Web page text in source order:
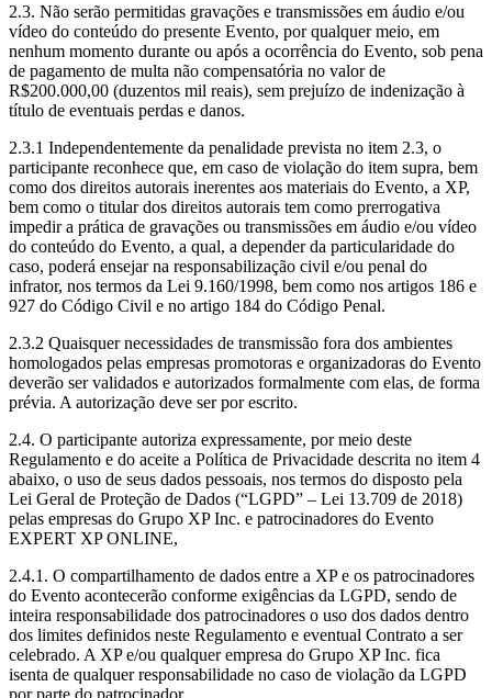
2.3. Não serão permitidas gravações e transmissões em áudio e/ou
vídeo do conteúdo do presente Evento, por qualquer meio, em
nenhum momento durante ou após a ocorrência do Evento, sob pena
de pagamento de multa não compensatória no valor de
R$200.000,00 (duzentos mil reais), sem prejuízo de indenização à
título de eventuais perdas e danos.
2.3.1 Independentemente da penalidade prevista no item 2.3, o
participante reconhece que, em caso de violação do item supra, bem
como dos direitos autorais inerentes aos materiais do Evento, a XP,
bem como o titular dos direitos autorais tem como prerrogativa
impedir a prática de gravações ou transmissões em áudio e/ou vídeo
do conteúdo do Evento, a qual, a depender da particularidade do
caso, poderá ensejar na responsabilização civil e/ou penal do
infrator, nos termos da Lei 9.160/1998, bem como nos artigos 186 e
927 do Código Civil e no artigo 184 do Código Penal.
2.3.2 Quaisquer necessidades de transmissão fora dos ambientes
homologados pelas empresas promotoras e organizadoras do Evento
deverão ser validados e autorizados formalmente com elas, de forma
prévia. A autorização deve ser por escrito.
2.4. O participante autoriza expressamente, por meio deste
Regulamento e do aceite a Política de Privacidade descrita no item 4
abaixo, o uso de seus dados pessoais, nos termos do disposto pela
Lei Geral de Proteção de Dados (“LGPD” – Lei 13.709 de 2018)
pelas empresas do Grupo XP Inc. e patrocinadores do Evento
EXPERT XP ONLINE,
2.4.1. O compartilhamento de dados entre a XP e os patrocinadores
do Evento acontecerão conforme exigências da LGPD, sendo de
inteira responsabilidade dos patrocinadores o uso dos dados dentro
dos limites definidos neste Regulamento e eventual Contrato a ser
celebrado. A XP e/ou qualquer empresa do Grupo XP Inc. fica
isenta de qualquer responsabilidade no caso de violação da LGPD
por parte do patrocinador.